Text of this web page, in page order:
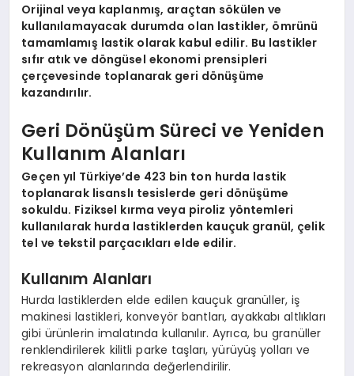
Orijinal veya kaplanmış, araçtan sökülen ve
kullanılamayacak durumda olan lastikler, ömrünü
tamamlamış lastik olarak kabul edilir. Bu lastikler
sıfır atık ve döngüsel ekonomi prensipleri
çerçevesinde toplanarak geri dönüşüme
kazandırılır.
Geri Dönüşüm Süreci ve Yeniden
Kullanım Alanları
Geçen yıl Türkiye’de 423 bin ton hurda lastik
toplanarak lisanslı tesislerde geri dönüşüme
sokuldu. Fiziksel kırma veya piroliz yöntemleri
kullanılarak hurda lastiklerden kauçuk granül, çelik
tel ve tekstil parçacıkları elde edilir.
Kullanım Alanları
Hurda lastiklerden elde edilen kauçuk granüller, iş
makinesi lastikleri, konveyör bantları, ayakkabı altlıkları
gibi ürünlerin imalatında kullanılır. Ayrıca, bu granüller
renklendirilerek kilitli parke taşları, yürüyüş yolları ve
rekreasyon alanlarında değerlendirilir.